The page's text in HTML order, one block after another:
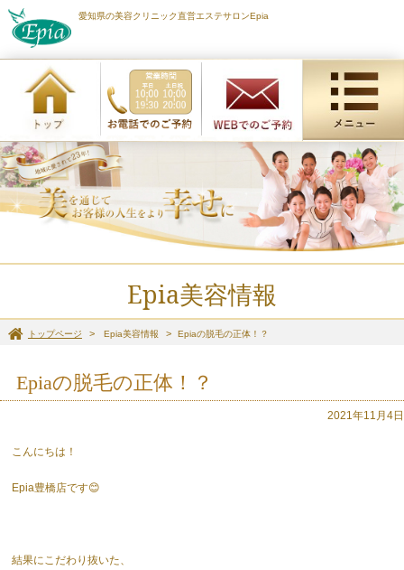
愛知県の美容クリニック直営エステサロンEpia
Epia美容情報
トップページ Epia美容情報 Epiaの脱毛の正体！？
Epiaの脱毛の正体！？
2021年11月4日
こんにちは！
Epia豊橋店です😊
結果にこだわり抜いた、